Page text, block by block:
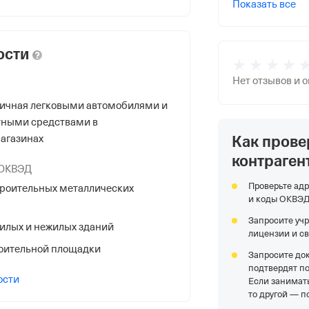
Мясникова ул. Д 52/32,
легковыми автомобилями и
средствами в
металлических
и нежилых зданий
площадки
Показать все
Нет отзывов и
Как
Проверьте
и коды
Запросите
лицензии и
Запросите
подтвердят
Если
то другой —